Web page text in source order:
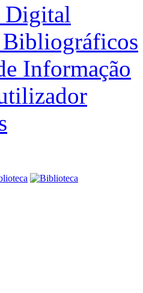
Digital
Bibliográficos
Informação